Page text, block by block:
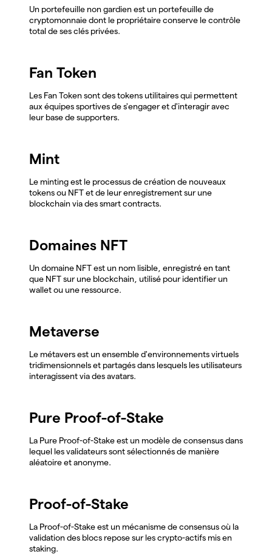
Un portefeuille non gardien est un portefeuille de
cryptomonnaie dont le propriétaire conserve le contrôle
total de ses clés privées.
Fan Token
Les Fan Token sont des tokens utilitaires qui permettent
aux équipes sportives de s'engager et d'interagir avec
leur base de supporters.
Mint
Le minting est le processus de création de nouveaux
tokens ou NFT et de leur enregistrement sur une
blockchain via des smart contracts.
Domaines NFT
Un domaine NFT est un nom lisible, enregistré en tant
que NFT sur une blockchain, utilisé pour identifier un
wallet ou une ressource.
Metaverse
Le métavers est un ensemble d'environnements virtuels
tridimensionnels et partagés dans lesquels les utilisateurs
interagissent via des avatars.
Pure Proof-of-Stake
La Pure Proof-of-Stake est un modèle de consensus dans
lequel les validateurs sont sélectionnés de manière
aléatoire et anonyme.
Proof-of-Stake
La Proof-of-Stake est un mécanisme de consensus où la
validation des blocs repose sur les crypto-actifs mis en
staking.